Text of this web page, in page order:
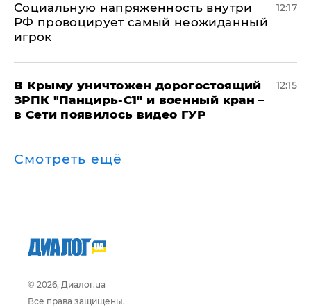
Социальную напряженность внутри
РФ провоцирует самый неожиданный
игрок
12:17
В Крыму уничтожен дорогостоящий
ЗРПК "Панцирь-С1" и военный кран –
в Сети появилось видео ГУР
12:15
Смотреть ещё
© 2026, Диалог.ua
Все права защищены.